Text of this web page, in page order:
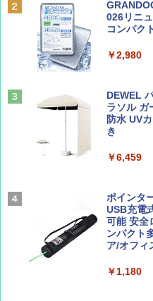
Coyote
￥1,540
山と溪谷
￥1,540
集】ボー
￥1,760
BE-PAL(
A09 地球
球の歩き
A26 地球
ァキア
パ
￥2,695
新しい日
PYKES
人用 折り
￥-
テント ワ
￥5,499
[キャンパ
広げるだ
簡単設置
026リニ
コンパク
￥2,980
DEWEL
ラソル ガ
防水 UV
き
￥6,459
ポインタ
USB充電
可能 安全
ンパクト
ア/オフィ
￥1,180